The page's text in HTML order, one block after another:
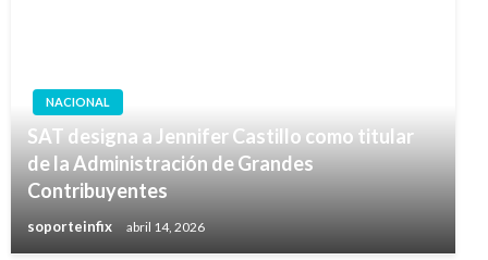
NACIONAL
SAT designa a Jennifer Castillo como titular
de la Administración de Grandes
Contribuyentes
soporteinfix abril 14, 2026